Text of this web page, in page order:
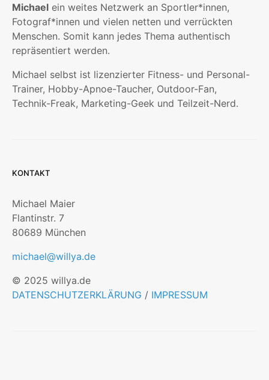
Michael ein weites Netzwerk an Sportler*innen,
Fotograf*innen und vielen netten und verrückten
Menschen. Somit kann jedes Thema authentisch
repräsentiert werden.
Michael selbst ist lizenzierter Fitness- und Personal-
Trainer, Hobby-Apnoe-Taucher, Outdoor-Fan,
Technik-Freak, Marketing-Geek und Teilzeit-Nerd.
KONTAKT
Michael Maier
Flantinstr. 7
80689 München
michael@willya.de
© 2025 willya.de
DATENSCHUTZERKLÄRUNG / IMPRESSUM